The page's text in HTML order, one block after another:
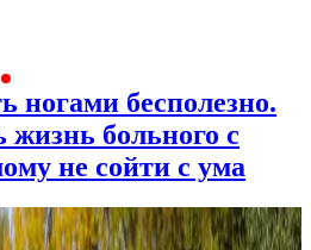
ногами бесполезно.
жизнь больного с
не сойти с ума